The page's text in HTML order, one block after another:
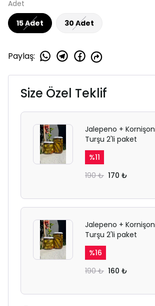
Adet
15 Adet
30 Adet
Paylaş:
Size Özel Teklif
Jalepeno + Kornişon
Turşu 2'li paket
%11
190 ₺ 170 ₺
Jalepeno + Kornişon
Turşu 2'li paket
%16
190 ₺ 160 ₺